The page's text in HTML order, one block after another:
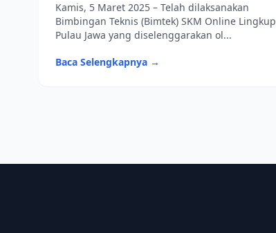
Kamis, 5 Maret 2025 – Telah dilaksanakan
Bimbingan Teknis (Bimtek) SKM Online Lingkup
Pulau Jawa yang diselenggarakan ol...
Baca Selengkapnya →